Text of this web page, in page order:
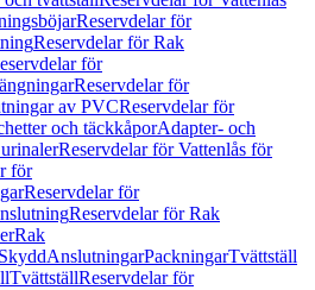
Reservdelar för
Reservdelar för Rak
för
Reservdelar för
av PVCReservdelar för
och täckkåporAdapter- och
Reservdelar för Vattenlås för
för
Reservdelar för
Reservdelar för Rak
Rak
AnslutningarPackningarTvättställ
TvättställReservdelar för